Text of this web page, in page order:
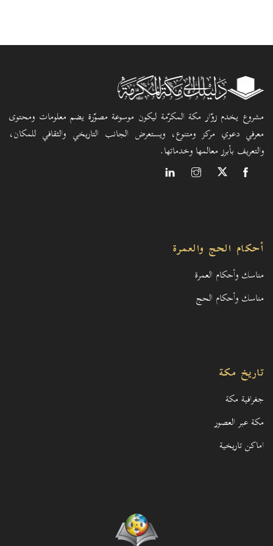
مشروع يخدم زوّار مكة المكرّمة ليكون موسوعة مصوّرة يضم معلومات ومحتوى
معرفي دعوي مركز ومتنوع، ويستعرض الجانب التاريخي والثقافي للمكان،
والتعريف بأبرز معالمها وخدماتها.
أحكام الحج والعمرة
مناسك وأحكام العمرة
مناسك وأحكام الحج
تاريخ مكة
جغرافية مكة
مكة عبر العصور
اماكن تاريخية